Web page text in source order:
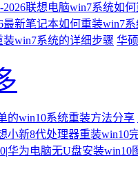
联想电脑win7系统如
最新笔记本如何重装win7
win7系统的详细步骤 华
的win10系统重装方法分享
小新8代处理器重装win10
华为电脑无U盘安装win10